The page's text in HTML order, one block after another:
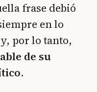
frase debió
en lo
por lo tanto,
de su
.